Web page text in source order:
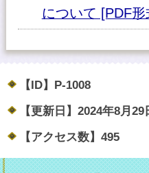
について [PDF
【ID】 P-1008
【更新日】 2024年8月29
【アクセス数】 495